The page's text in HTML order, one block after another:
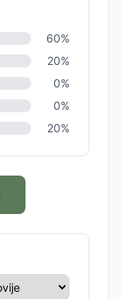
60%
20%
0%
0%
20%